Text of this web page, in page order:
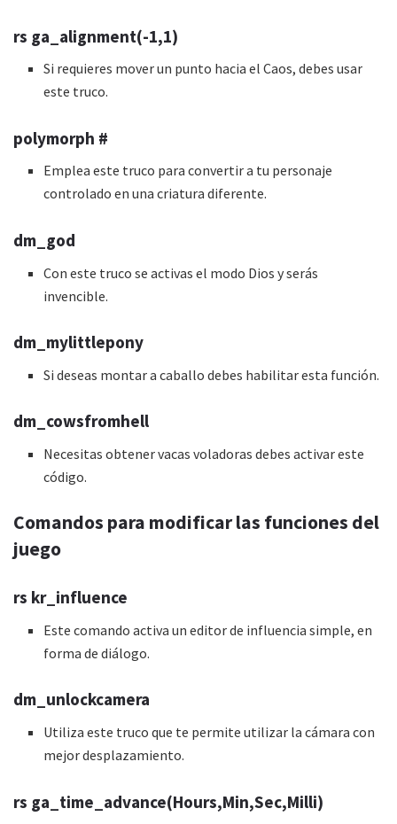
rs ga_alignment(-1,1)
Si requieres mover un punto hacia el Caos, debes usar
este truco.
polymorph #
Emplea este truco para convertir a tu personaje
controlado en una criatura diferente.
dm_god
Con este truco se activas el modo Dios y serás
invencible.
dm_mylittlepony
Si deseas montar a caballo debes habilitar esta función.
dm_cowsfromhell
Necesitas obtener vacas voladoras debes activar este
código.
Comandos para modificar las funciones del
juego
rs kr_influence
Este comando activa un editor de influencia simple, en
forma de diálogo.
dm_unlockcamera
Utiliza este truco que te permite utilizar la cámara con
mejor desplazamiento.
rs ga_time_advance(Hours,Min,Sec,Milli)